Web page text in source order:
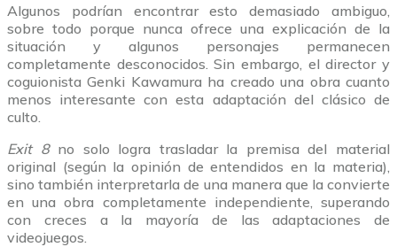
Algunos podrían encontrar esto demasiado ambiguo,
sobre todo porque nunca ofrece una explicación de la
situación y algunos personajes permanecen
completamente desconocidos. Sin embargo, el director y
coguionista Genki Kawamura ha creado una obra cuanto
menos interesante con esta adaptación del clásico de
culto.
Exit 8no solo logra trasladar la premisa del material
original (según la opinión de entendidos en la materia),
sino también interpretarla de una manera que la convierte
en una obra completamente independiente, superando
con creces a la mayoría de las adaptaciones de
videojuegos.